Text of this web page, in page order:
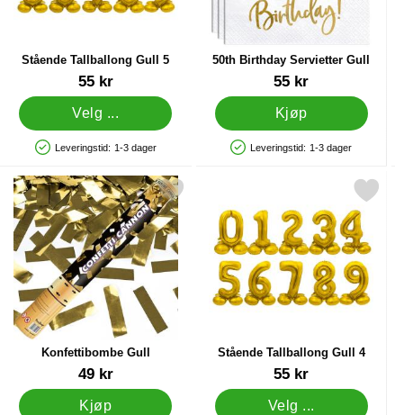
Stående Tallballong Gull 5
Varenummer 26625
55 kr
Velg ...
Produkttilgjengelighet: På lager
Leveringstid: 1-3 dager
50th Birthday Servietter Gull
Varenummer 33113
55 kr
Kjøp
Produkttilgjengelighet: På lager
Leveringstid: 1-3 dager
som favoritt
Konfettibombe Gull
Varenummer 12632
49 kr
Kjøp
Merk konfettibombe Gull som favoritt
Stående Tallballong Gull 4
Varenummer 26624
55 kr
Velg ...
Merk stående Tallballong